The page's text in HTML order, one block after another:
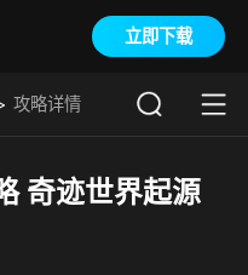
立即下载
攻略详情
奇迹世界起源